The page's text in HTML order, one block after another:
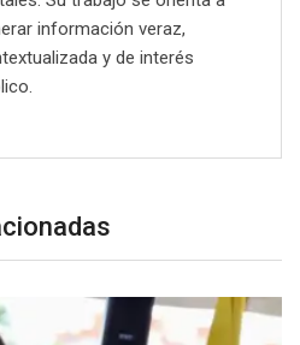
información veraz,
y de interés